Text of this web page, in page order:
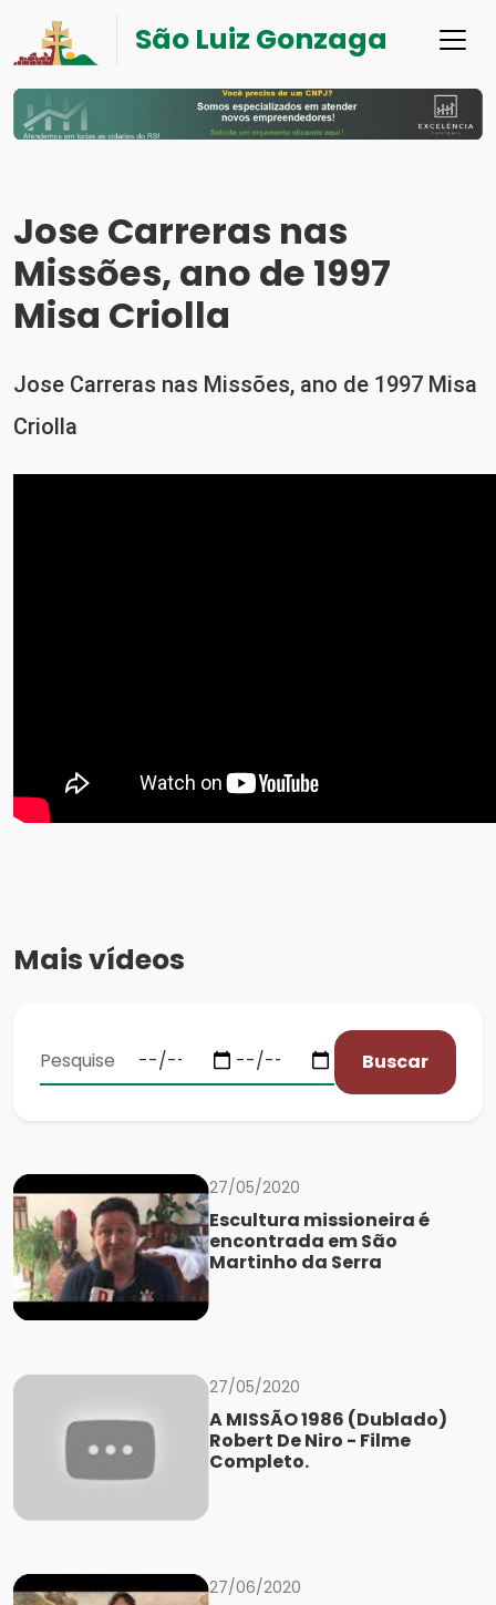
São Luiz Gonzaga
Jose Carreras nas
Missões, ano de 1997
Misa Criolla
Jose Carreras nas Missões, ano de 1997 Misa
Criolla
Mais vídeos
Buscar
27/05/2020
Escultura missioneira é
encontrada em São
Martinho da Serra
27/05/2020
A MISSÃO 1986 (Dublado)
Robert De Niro - Filme
Completo.
27/06/2020